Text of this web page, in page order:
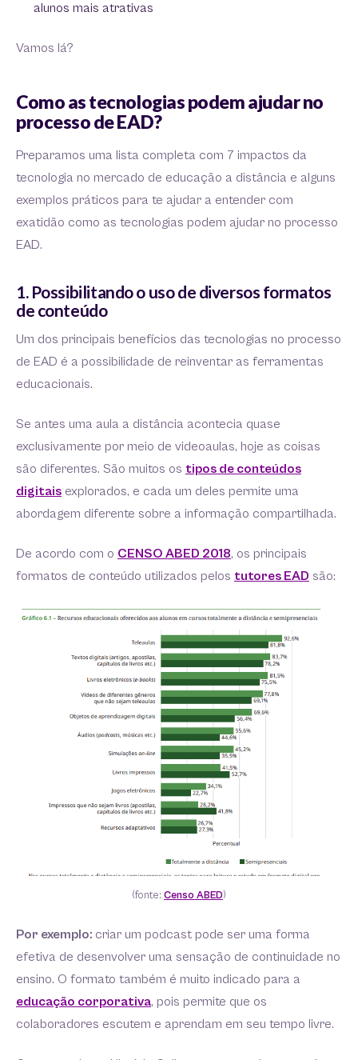
alunos mais atrativas
Vamos lá?
Como as tecnologias podem ajudar no
processo de EAD?
Preparamos uma lista completa com 7 impactos da
tecnologia no mercado de educação a distância e alguns
exemplos práticos para te ajudar a entender com
exatidão como as tecnologias podem ajudar no processo
EAD.
1. Possibilitando o uso de diversos formatos
de conteúdo
Um dos principais benefícios das tecnologias no processo
de EAD é a possibilidade de reinventar as ferramentas
educacionais.
Se antes uma aula a distância acontecia quase
exclusivamente por meio de videoaulas, hoje as coisas
são diferentes. São muitos os tipos de conteúdos
digitais explorados, e cada um deles permite uma
abordagem diferente sobre a informação compartilhada.
De acordo com o CENSO ABED 2018, os principais
formatos de conteúdo utilizados pelos tutores EAD são:
(fonte: Censo ABED)
Por exemplo: criar um podcast pode ser uma forma
efetiva de desenvolver uma sensação de continuidade no
ensino. O formato também é muito indicado para a
educação corporativa, pois permite que os
colaboradores escutem e aprendam em seu tempo livre.